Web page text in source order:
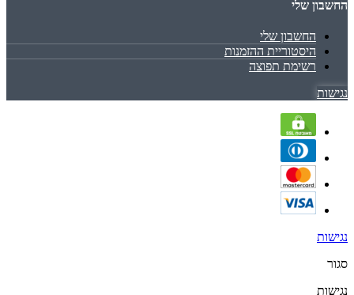
החשבון שלי
החשבון שלי
היסטוריית ההזמנות
רשימת תפוצה
נגישות
נגישות
סגור
נגישות